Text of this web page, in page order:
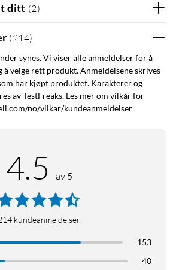
ditt (2)
(214)
synes. Vi viser alle anmeldelser for å
å velge rett produkt. Anmeldelsene skrives
har kjøpt produktet. Karakterer og
av TestFreaks. Les mer om vilkår for
no/vilkar/kundeanmeldelser
4.5 av 5
kundeanmeldelser
153
40